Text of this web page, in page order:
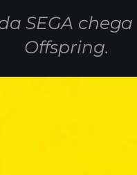
SEGA
Offspring.